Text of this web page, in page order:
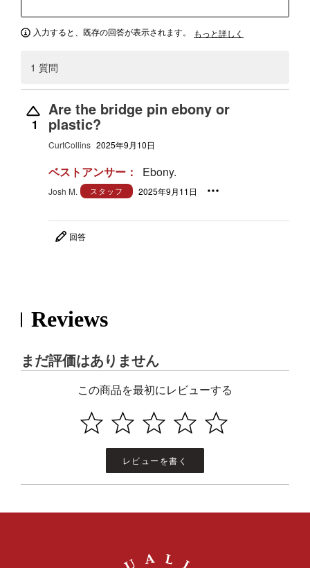
入力すると、既存の回答が表示されます。 もっと詳しく
1 質問
1
Are the bridge pin ebony or
plastic?
CurtCollins 2025年9月10日
ベストアンサー： Ebony.
Josh M. スタッフ 2025年9月11日
回答
Reviews
まだ評価はありません
この商品を最初にレビューする
レビューを書く